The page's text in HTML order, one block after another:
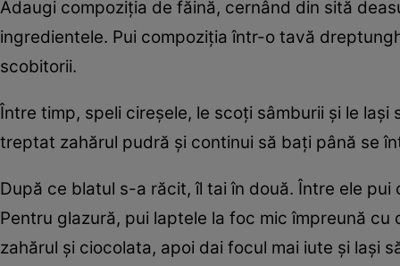
Adaugi compoziţia de făină, cernând din sită
ingredientele. Pui compoziţia într-o tavă
scobitorii.
Între timp, speli cireşele, le scoţi sâmburii şi le
treptat zahărul pudră şi continui să baţi până se
După ce blatul s-a răcit, îl tai în două. Între ele
Pentru glazură, pui laptele la foc mic împreună
zahărul şi ciocolata, apoi dai focul mai iute şi laşi